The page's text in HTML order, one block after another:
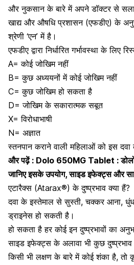
और नुकसान के बारे में अपने डॉक्टर से
खाद्य और औषधि प्रशासन (एफडीए) के
श्रेणी ‘एन’ में है।
एफडीए द्वारा निर्धारित गर्भावस्था के लिए
A= कोई जोखिम नहीं
B= कुछ अध्ययनों में कोई जोखिम नहीं
C= कुछ जोखिम हो सकता है
D= जोखिम के सकारात्मक सबूत
X= विरोधाभाषी
N= अज्ञात
स्तनपान कराने वाली महिलाओं को इस दवा
और पढ़ें : Dolo 650MG Tablet :
जानिए इसके उपयोग, साइड इफेक्ट्स और
एटारैक्स (Atarax®) के दुष्प्रभाव क्या हैं?
दवा के इस्तेमाल से सुस्ती, चक्कर आना,
ड्राइनेस हो सकती है।
हो सकता है हर कोई इन दुष्प्रभावों का
साइड इफेक्ट्स के अलावा भी कुछ
किसी भी लक्षण के बारे में कोई शंका है, तो